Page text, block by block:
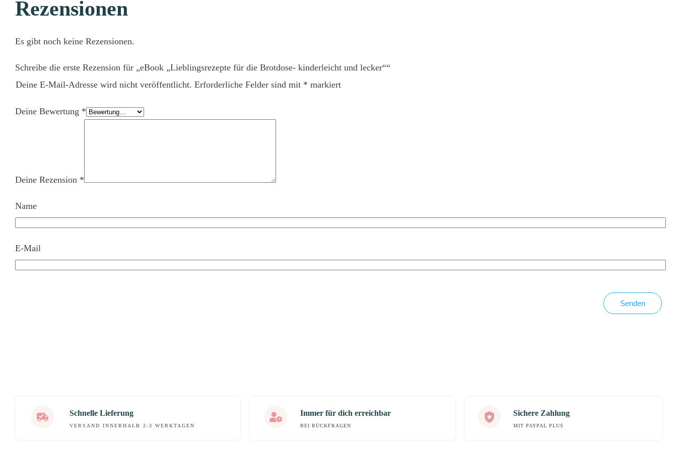
Rezensionen
Es gibt noch keine Rezensionen.
Schreibe die erste Rezension für „eBook „Lieblingsrezepte für die Brotdose- kinderleicht und lecker““
Deine E-Mail-Adresse wird nicht veröffentlicht. Erforderliche Felder sind mit * markiert
Deine Bewertung *
Deine Rezension *
Name
E-Mail
Senden
Schnelle Lieferung
VERSAND INNERHALB 2-3 WERKTAGEN
Immer für dich erreichbar
BEI RÜCKFRAGEN
Sichere Zahlung
MIT PAYPAL PLUS